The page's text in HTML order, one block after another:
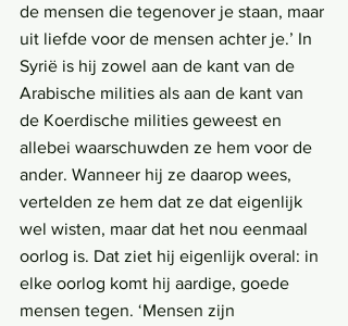
de mensen die tegenover je staan, maar
uit liefde voor de mensen achter je.’ In
Syrië is hij zowel aan de kant van de
Arabische milities als aan de kant van
de Koerdische milities geweest en
allebei waarschuwden ze hem voor de
ander. Wanneer hij ze daarop wees,
vertelden ze hem dat ze dat eigenlijk
wel wisten, maar dat het nou eenmaal
oorlog is. Dat ziet hij eigenlijk overal: in
elke oorlog komt hij aardige, goede
mensen tegen. ‘Mensen zijn